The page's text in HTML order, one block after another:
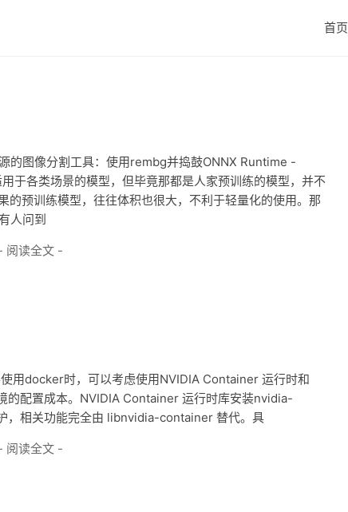
首页
的图像分割工具：使用rembg并捣鼓ONNX Runtime -
各类场景的模型，但毕竟那都是人家预训练的模型，并不
的预训练模型，往往体积也很大，不利于轻量化的使用。那
人问到
阅读全文 -
用docker时，可以考虑使用NVIDIA Container 运行时和
的配置成本。NVIDIA Container 运行时库安装nvidia-
相关功能完全由 libnvidia-container 替代。具
阅读全文 -